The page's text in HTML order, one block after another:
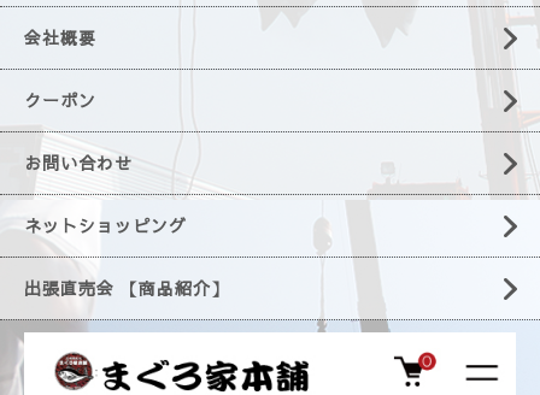
会社概要
クーポン
お問い合わせ
ネットショッピング
出張直売会 【商品紹介】